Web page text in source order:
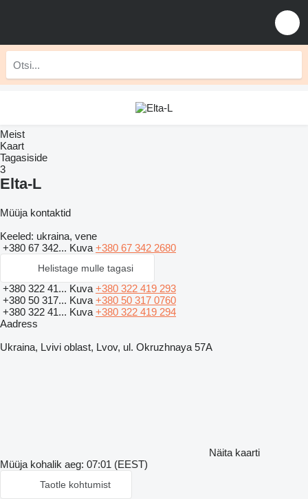
Meist
Kaart
Tagasiside
3
Elta-L
Müüja kontaktid
Keeled: ukraina, vene
+380 67 342... Kuva +380 67 342 2680
Helistage mulle tagasi
+380 322 41... Kuva +380 322 419 293
+380 50 317... Kuva +380 50 317 0760
+380 322 41... Kuva +380 322 419 294
Aadress
Ukraina, Lvivi oblast, Lvov, ul. Okruzhnaya 57A
Näita kaarti
Müüja kohalik aeg: 07:01 (EEST)
Taotle kohtumist